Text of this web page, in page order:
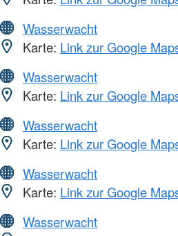
Wasserwacht
Karte: Link zur Google
Wasserwacht
Karte: Link zur Google
Wasserwacht
Karte: Link zur Google
Wasserwacht
Karte: Link zur Google
Wasserwacht